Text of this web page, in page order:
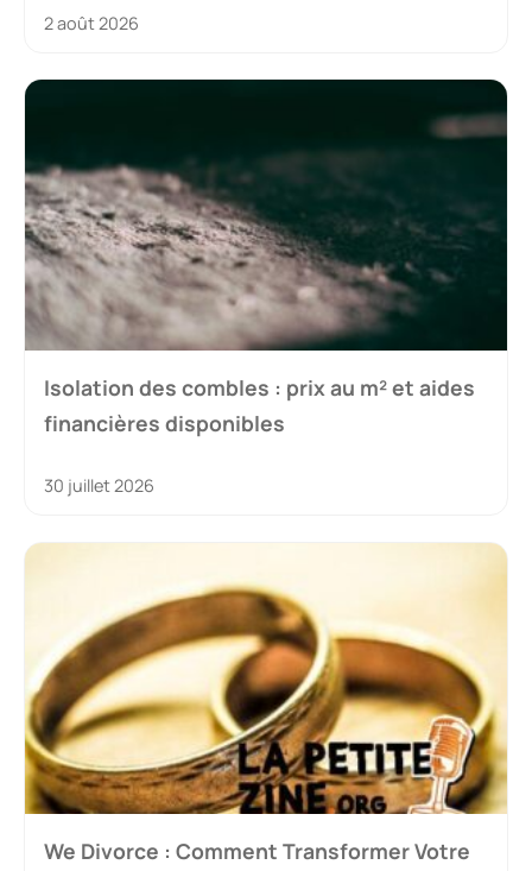
2 août 2026
Isolation des combles : prix au m² et aides
financières disponibles
30 juillet 2026
We Divorce : Comment Transformer Votre